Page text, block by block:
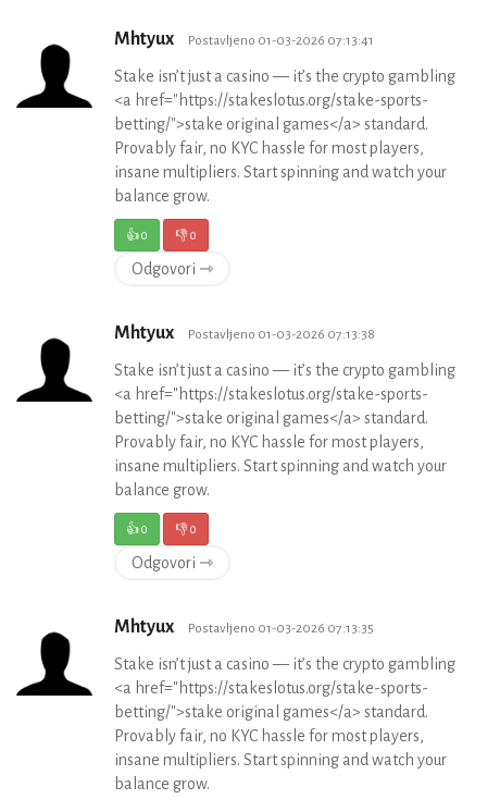
Mhtyux Postavljeno 01-03-2026 07:13:41
Stake isn’t just a casino — it’s the crypto gambling
<a href="https://stakeslotus.org/stake-sports-
betting/">stake original games</a> standard.
Provably fair, no KYC hassle for most players,
insane multipliers. Start spinning and watch your
balance grow.
👍0 👎0
Odgovori ⇾
Mhtyux Postavljeno 01-03-2026 07:13:38
Stake isn’t just a casino — it’s the crypto gambling
<a href="https://stakeslotus.org/stake-sports-
betting/">stake original games</a> standard.
Provably fair, no KYC hassle for most players,
insane multipliers. Start spinning and watch your
balance grow.
👍0 👎0
Odgovori ⇾
Mhtyux Postavljeno 01-03-2026 07:13:35
Stake isn’t just a casino — it’s the crypto gambling
<a href="https://stakeslotus.org/stake-sports-
betting/">stake original games</a> standard.
Provably fair, no KYC hassle for most players,
insane multipliers. Start spinning and watch your
balance grow.